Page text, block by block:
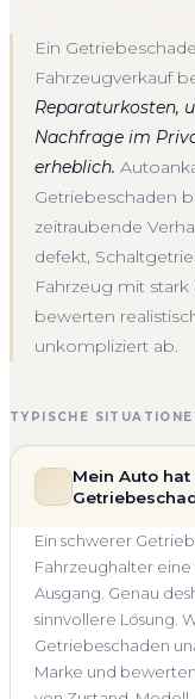
Ein
Fahrzeugverkauf
Reparaturkosten,
Nachfrage im
erheblich.
Getriebeschaden
zeitraubende
defekt,
Fahrzeug mit
bewerten
unkompliziert ab.
TYPISCHE
Mein Auto
Ein schwerer
Fahrzeughalter
Ausgang. Genau
sinnvollere Lösung.
Getriebeschaden
Marke und